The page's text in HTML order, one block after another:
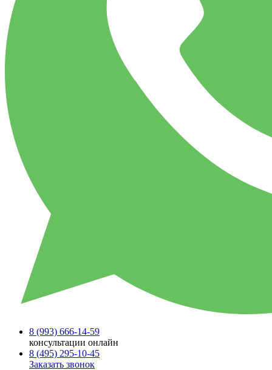
8 (993) 666-14-59
консультации онлайн
8 (495) 295-10-45
Заказать звонок